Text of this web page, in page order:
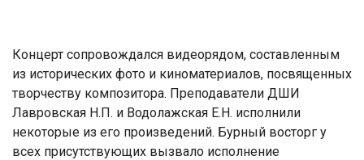
Концерт сопровождался видеорядом, составленным
из исторических фото и киноматериалов, посвященных
творчеству композитора. Преподаватели ДШИ
Лавровская Н.П. и Водолажская Е.Н. исполнили
некоторые из его произведений. Бурный восторг у
всех присутствующих вызвало исполнение